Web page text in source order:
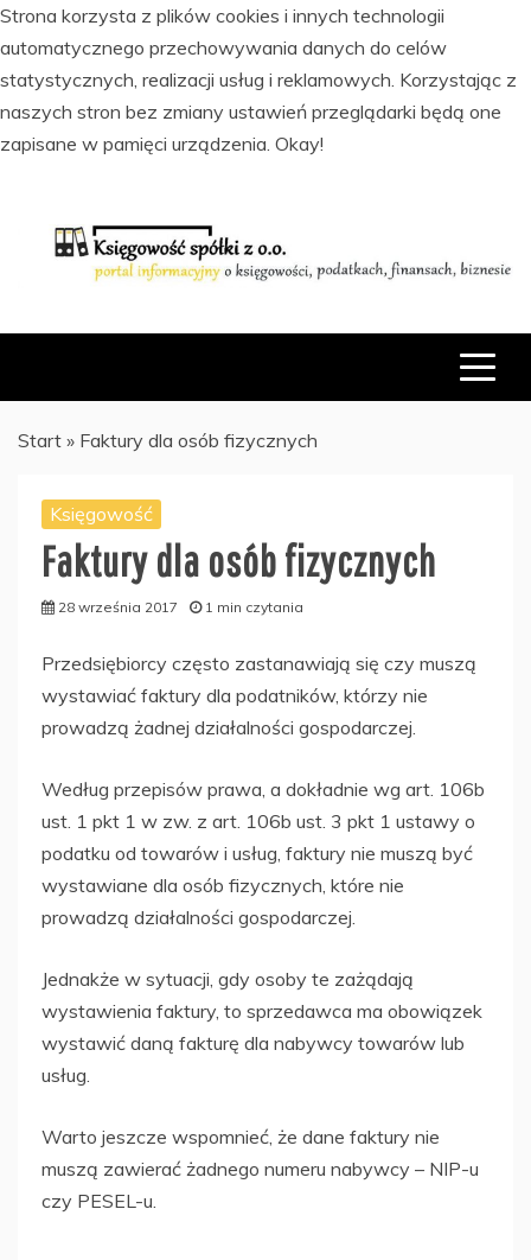
Strona korzysta z plików cookies i innych technologii
automatycznego przechowywania danych do celów
statystycznych, realizacji usług i reklamowych. Korzystając z
naszych stron bez zmiany ustawień przeglądarki będą one
zapisane w pamięci urządzenia. Okay!
FINANSACH I BIZNESIE
Start » Faktury dla osób fizycznych
Księgowość
Faktury dla osób fizycznych
28 września 2017 1 min czytania
Przedsiębiorcy często zastanawiają się czy muszą
wystawiać faktury dla podatników, którzy nie
prowadzą żadnej działalności gospodarczej.
Według przepisów prawa, a dokładnie wg art. 106b
ust. 1 pkt 1 w zw. z art. 106b ust. 3 pkt 1 ustawy o
podatku od towarów i usług, faktury nie muszą być
wystawiane dla osób fizycznych, które nie
prowadzą działalności gospodarczej.
Jednakże w sytuacji, gdy osoby te zażądają
wystawienia faktury, to sprzedawca ma obowiązek
wystawić daną fakturę dla nabywcy towarów lub
usług.
Warto jeszcze wspomnieć, że dane faktury nie
muszą zawierać żadnego numeru nabywcy – NIP-u
czy PESEL-u.